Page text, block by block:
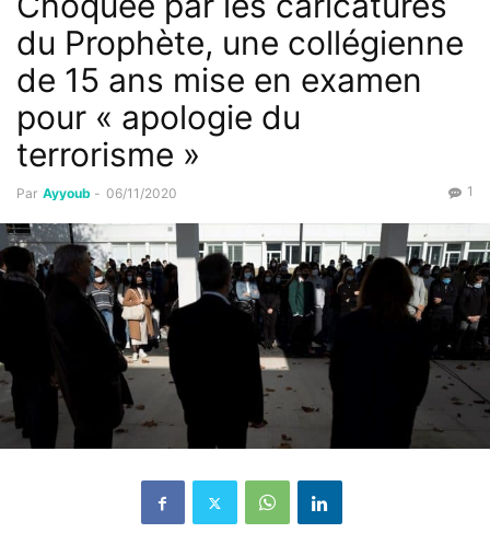
du Prophète, une collégienne
de 15 ans mise en examen
pour « apologie du
terrorisme »
Par Ayyoub - 06/11/2020 1